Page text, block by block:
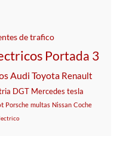
de trafico
Portada 3
Audi Toyota Renault
DGT Mercedes tesla
Porsche multas Nissan Coche